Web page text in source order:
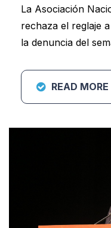
La Asociación
rechaza el reglaje
la denuncia del
READ MORE